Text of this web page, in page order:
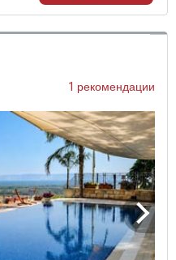
1 рекомендации